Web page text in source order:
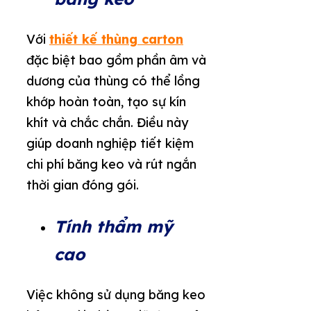
Với thiết kế thùng carton
đặc biệt bao gồm phần âm và
dương của thùng có thể lồng
khớp hoàn toàn, tạo sự kín
khít và chắc chắn. Điều này
giúp doanh nghiệp tiết kiệm
chi phí băng keo và rút ngắn
thời gian đóng gói.
Tính thẩm mỹ
cao
Việc không sử dụng băng keo